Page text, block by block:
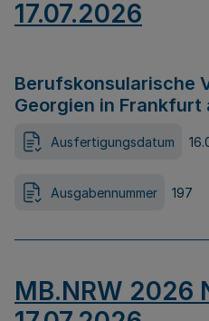
17.07.2026
Berufskonsularische
Georgien in Frankfurt
Ausfertigungsdatum
Ausgabennummer 197
MB.NRW 2026